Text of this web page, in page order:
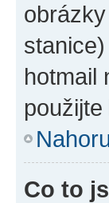
hotmail
Co to